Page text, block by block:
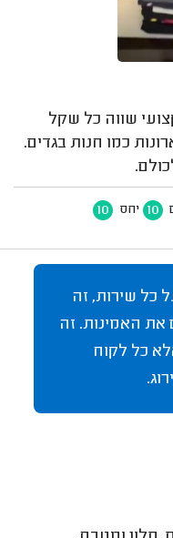
שווה כל שקל
כמו חנות בגדים.
10 יחס 10
כל שירות, זה
את האמינות. זה
כל לקוח